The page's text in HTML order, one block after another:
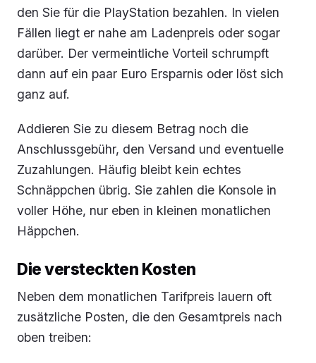
den Sie für die PlayStation bezahlen. In vielen
Fällen liegt er nahe am Ladenpreis oder sogar
darüber. Der vermeintliche Vorteil schrumpft
dann auf ein paar Euro Ersparnis oder löst sich
ganz auf.
Addieren Sie zu diesem Betrag noch die
Anschlussgebühr, den Versand und eventuelle
Zuzahlungen. Häufig bleibt kein echtes
Schnäppchen übrig. Sie zahlen die Konsole in
voller Höhe, nur eben in kleinen monatlichen
Häppchen.
Die versteckten Kosten
Neben dem monatlichen Tarifpreis lauern oft
zusätzliche Posten, die den Gesamtpreis nach
oben treiben: